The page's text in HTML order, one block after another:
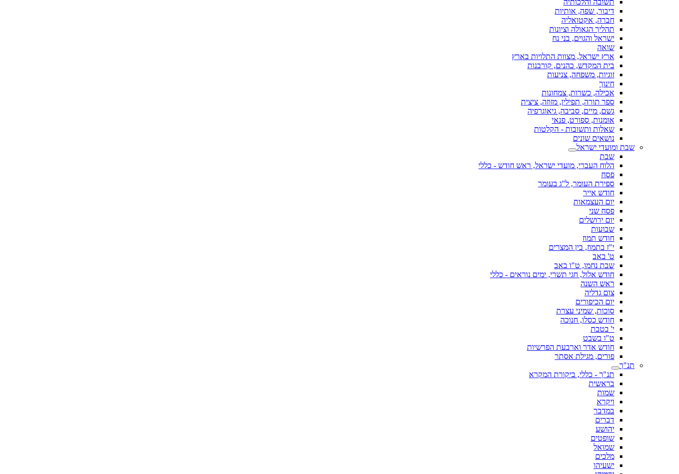
תשובה והלכותיה
דיבור, שפה, אותיות
חברה, אקטואליה
תהליך הגאולה וציונות
ישראל והגוים, בני נח
שואה
ארץ ישראל, מצוות התלויות בארץ
בית המקדש, כהנים, קורבנות
זוגיות, משפחה, צניעות
חינוך
אכילה, כשרות, צמחונות
ספר תורה, תפילין, מזוזה, ציצית
גשם, מיים, סביבה, גיאוגרפיה
אומנות, ספורט, פנאי
שאלות ותשובות - הקלטות
נושאים שונים
שבת ומועדי ישראל
שבת
הלוח העברי, מועדי ישראל, ראש חודש - כללי
פסח
ספירת העומר, ל"ג בעומר
חודש אייר
יום העצמאות
פסח שני
יום ירושלים
שבועות
חודש תמוז
י"ז בתמוז, בין המצרים
ט' באב
שבת נחמו, ט"ו באב
חודש אלול, חגי תשרי, ימים נוראים - כללי
ראש השנה
צום גדליה
יום הכיפורים
סוכות, שמיני עצרת
חודש כסלו, חנוכה
י' בטבת
ט"ו בשבט
חודש אדר וארבעת הפרשיות
פורים, מגילת אסתר
תנ"ך
תנ"ך - כללי, ביקורת המקרא
בראשית
שמות
ויקרא
במדבר
דברים
יהושע
שופטים
שמואל
מלכים
ישעיהו